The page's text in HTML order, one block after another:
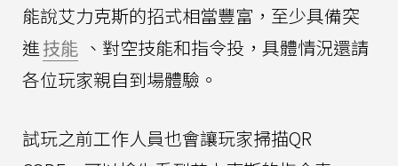
能說艾力克斯的招式相當豐富，至少具備突
進技能 、對空技能和指令投，具體情況還請
各位玩家親自到場體驗。
試玩之前工作人員也會讓玩家掃描QR